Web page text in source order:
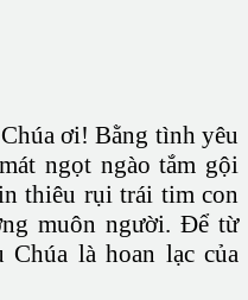
ơi! Bằng tình yêu
ngọt ngào tắm gội
thiêu rụi trái tim con
muôn người. Để từ
là hoan lạc của